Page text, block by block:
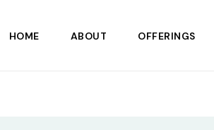
HOME ABOUT OFFERINGS